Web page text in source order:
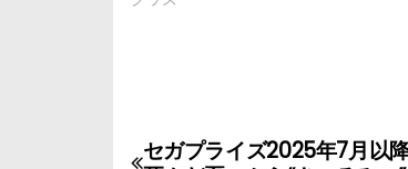
投
セガプライズ2025年7月以